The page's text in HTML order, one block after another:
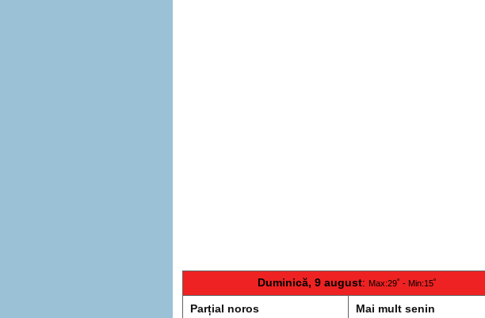
Duminică, 9 august: Max:29˚ - Min:15˚
Parțial noros
Mai mult senin